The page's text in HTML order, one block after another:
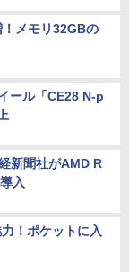
メモリ32GBの
ール「CE28 N-p
新聞社がAMD R
入
！ポケットに入